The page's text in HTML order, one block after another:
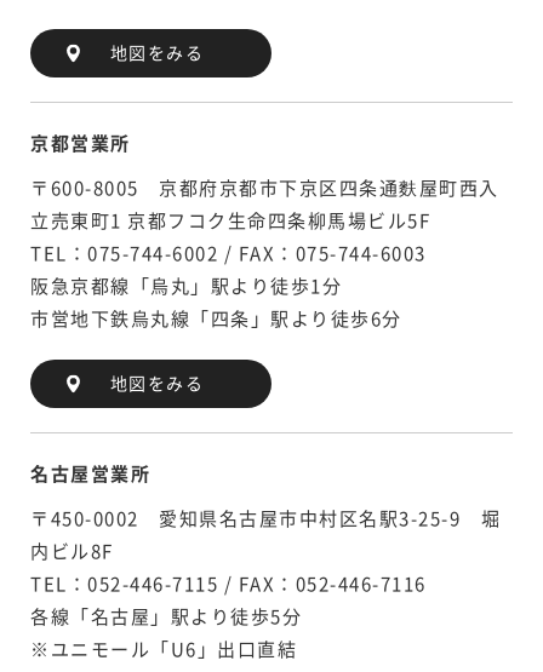
地図をみる
京都営業所
〒600-8005 京都府京都市下京区四条通麩屋町西入
立売東町1 京都フコク生命四条柳馬場ビル5F
TEL：075-744-6002 / FAX：075-744-6003
阪急京都線「烏丸」駅より徒歩1分
市営地下鉄烏丸線「四条」駅より徒歩6分
地図をみる
名古屋営業所
〒450-0002 愛知県名古屋市中村区名駅3-25-9 堀
内ビル8F
TEL：052-446-7115 / FAX：052-446-7116
各線「名古屋」駅より徒歩5分
※ユニモール「U6」出口直結